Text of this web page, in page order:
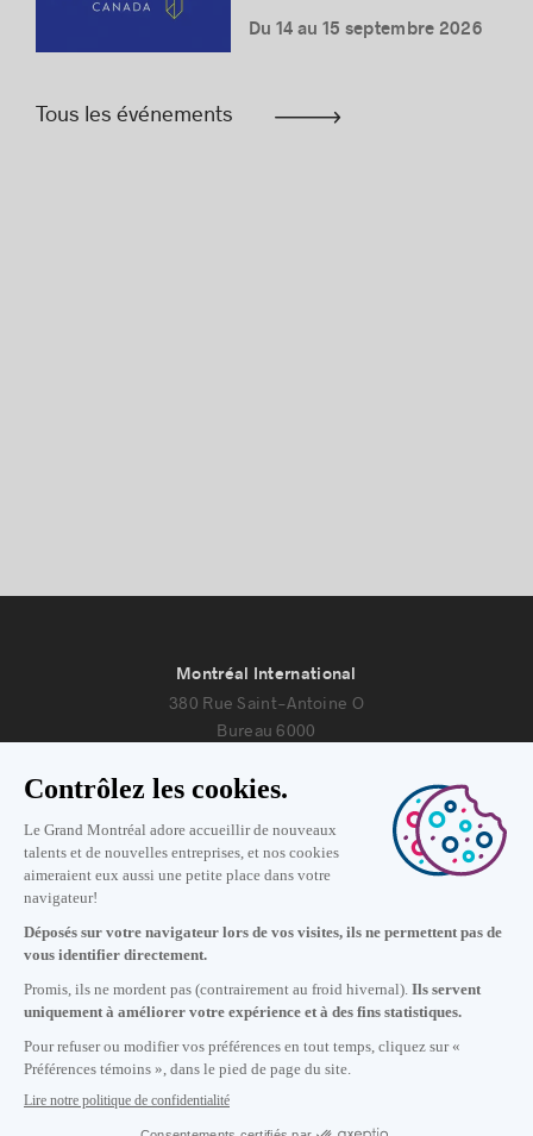
Du 14 au 15 septembre 2026
Tous les événements
S'abonner à notre infolettre
Carrières
Montréal International
380 Rue Saint-Antoine O
Bureau 6000
Nous joindre
Lundi au vendredi de 8h30 à 17h.